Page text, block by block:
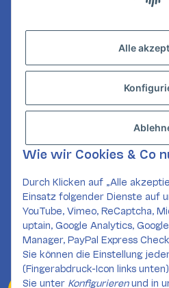
widerruflich
GESETZLICHE
KONTAKT
SOCIAL MEDIA
Alle
Wie wir Cookies & Co
Durch Klicken auf „Alle
Einsatz folgender Dienste auf
YouTube, Vimeo, ReCaptcha,
uptain, Google Analytics,
Manager, PayPal Express
Sie können die Einstellung
(Fingerabdruck-Icon links
Sie unter Konfigurierenund in